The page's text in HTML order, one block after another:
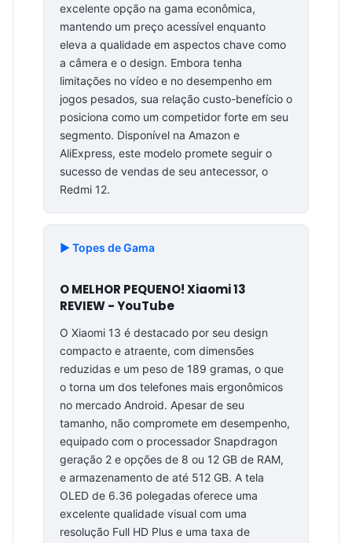
excelente opção na gama econômica,
mantendo um preço acessível enquanto
eleva a qualidade em aspectos chave como
a câmera e o design. Embora tenha
limitações no vídeo e no desempenho em
jogos pesados, sua relação custo-benefício o
posiciona como um competidor forte em seu
segmento. Disponível na Amazon e
AliExpress, este modelo promete seguir o
sucesso de vendas de seu antecessor, o
Redmi 12.
▶️ Topes de Gama
O MELHOR PEQUENO! Xiaomi 13
REVIEW - YouTube
O Xiaomi 13 é destacado por seu design
compacto e atraente, com dimensões
reduzidas e um peso de 189 gramas, o que
o torna um dos telefones mais ergonômicos
no mercado Android. Apesar de seu
tamanho, não compromete em desempenho,
equipado com o processador Snapdragon
geração 2 e opções de 8 ou 12 GB de RAM,
e armazenamento de até 512 GB. A tela
OLED de 6.36 polegadas oferece uma
excelente qualidade visual com uma
resolução Full HD Plus e uma taxa de